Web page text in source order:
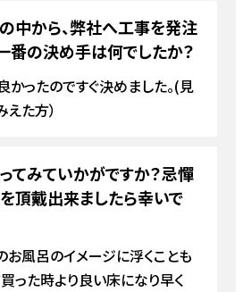
中から、弊社へ工事を発注
番の決め手は何でしたか？
かったのですぐ決めました。(見
た方）
てみていかがですか？忌憚
頂戴出来ましたら幸いで
お風呂のイメージに浮くことも
買った時より良い床になり早く